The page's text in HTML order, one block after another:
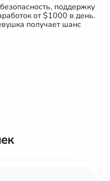
поддержку
от $1000 в день.
получает шанс